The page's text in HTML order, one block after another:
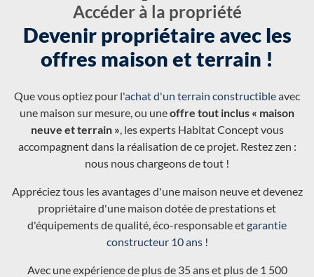
Accéder à la propriété
Devenir propriétaire avec les
offres maison et terrain !
Que vous optiez pour l'achat d'un terrain constructibleavec
une maison sur mesure, ou uneoffre tout inclus « maison
neuve et terrain », les experts Habitat Concept vous
accompagnent dans la réalisation de ce projet. Restez zen :
nous nous chargeons de tout !
Appréciez tous les avantages d'une maison neuve et devenez
propriétaire d'une maison dotée de prestations et
d'équipements de qualité, éco-responsable etgarantie
constructeur 10 ans!
Avec une expérience de plus de 35 ans et plus de 1 500